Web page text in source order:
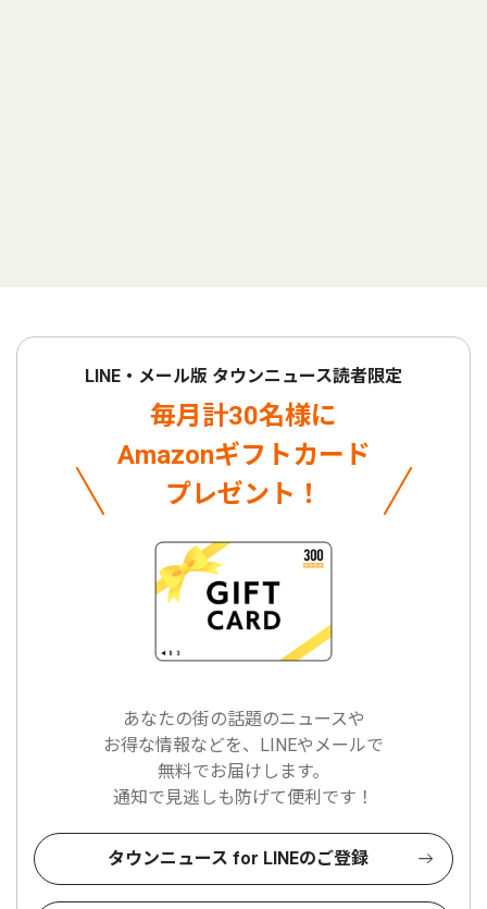
LINE・メール版 タウンニュース読者限定
毎月計30名様に
Amazonギフトカード
プレゼント！
あなたの街の話題のニュースや
お得な情報などを、LINEやメールで
無料でお届けします。
通知で見逃しも防げて便利です！
タウンニュース for LINEのご登録